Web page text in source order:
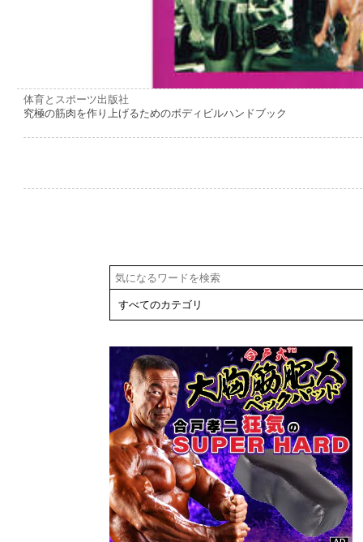
体育とスポーツ出版社
究極の筋肉を作り上げるためのボディビルハンドブック